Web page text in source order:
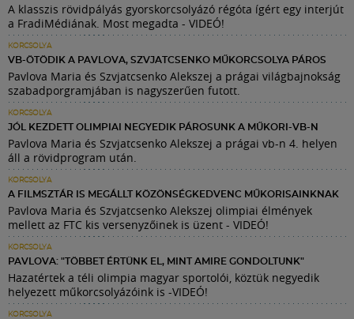
A klasszis rövidpályás gyorskorcsolyázó régóta ígért egy interjút
a FradiMédiának. Most megadta - VIDEÓ!
KORCSOLYA
VB-ÖTÖDIK A PAVLOVA, SZVJATCSENKO MŰKORCSOLYA PÁROS
Pavlova Maria és Szvjatcsenko Alekszej a prágai világbajnokság
szabadporgramjában is nagyszerűen futott.
KORCSOLYA
JÓL KEZDETT OLIMPIAI NEGYEDIK PÁROSUNK A MŰKORI-VB-N
Pavlova Maria és Szvjatcsenko Alekszej a prágai vb-n 4. helyen
áll a rövidprogram után.
KORCSOLYA
A FILMSZTÁR IS MEGÁLLT KÖZÖNSÉGKEDVENC MŰKORISAINKNAK
Pavlova Maria és Szvjatcsenko Alekszej olimpiai élmények
mellett az FTC kis versenyzőinek is üzent - VIDEÓ!
KORCSOLYA
PAVLOVA: "TÖBBET ÉRTÜNK EL, MINT AMIRE GONDOLTUNK"
Hazatértek a téli olimpia magyar sportolói, köztük negyedik
helyezett műkorcsolyázóink is -VIDEÓ!
KORCSOLYA